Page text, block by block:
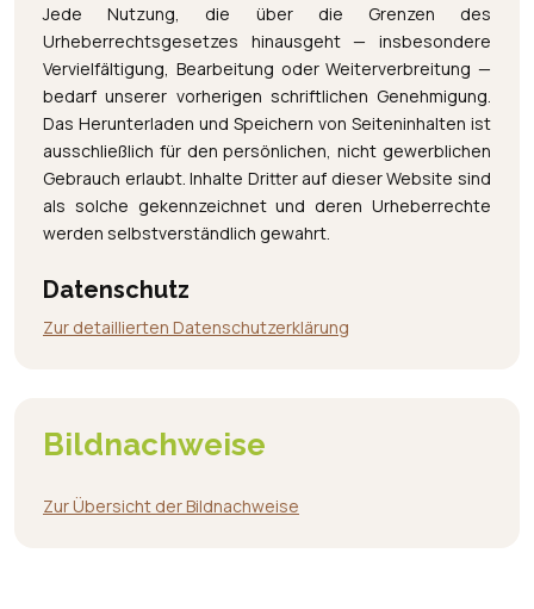
Jede Nutzung, die über die Grenzen des
Urheberrechtsgesetzes hinausgeht — insbesondere
Vervielfältigung, Bearbeitung oder Weiterverbreitung —
bedarf unserer vorherigen schriftlichen Genehmigung.
Das Herunterladen und Speichern von Seiteninhalten ist
ausschließlich für den persönlichen, nicht gewerblichen
Gebrauch erlaubt. Inhalte Dritter auf dieser Website sind
als solche gekennzeichnet und deren Urheberrechte
werden selbstverständlich gewahrt.
Datenschutz
Zur detaillierten Datenschutzerklärung
Bildnachweise
Zur Übersicht der Bildnachweise